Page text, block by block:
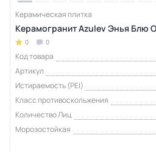
Керамическая плитка
Керамогранит Azulev Энья Блю
0 0
Код товара
Артикул
Истираемость (PEI)
Класс противоскольжения
Количество Лиц
Морозостойкая